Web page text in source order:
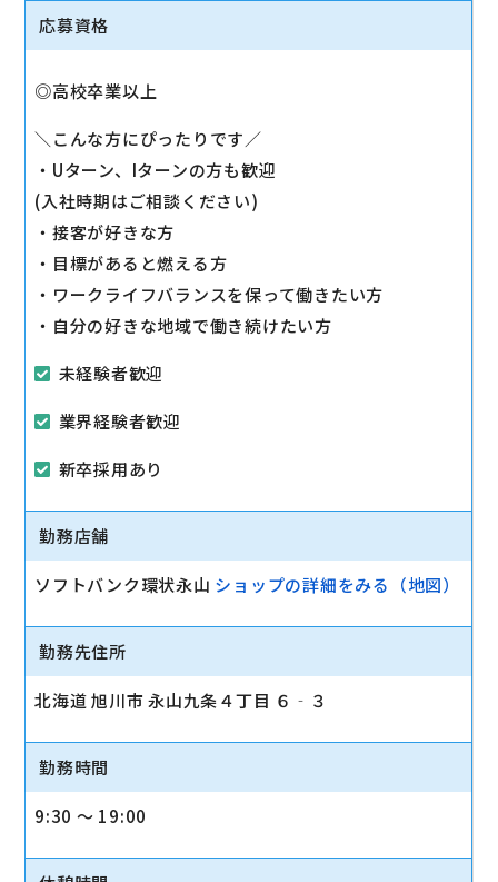
◎スマホ教室の運営
拘束9時間(実働7時間50分)のシフト制勤務
例)9:30-18:30、10:00-19:30
※会議等の場合には9:00-18:00の場合有
駅から徒歩10分以内
応募資格
◎高校卒業以上
＼こんな方にぴったりです／
・Uターン、Iターンの方も歓迎
(入社時期はご相談ください)
・接客が好きな方
・目標があると燃える方
・ワークライフバランスを保って働きたい方
・自分の好きな地域で働き続けたい方
未経験者歓迎
業界経験者歓迎
新卒採用あり
勤務店舗
ソフトバンク環状永山 ショップの詳細をみる（地図）
勤務先住所
北海道 旭川市 永山九条４丁目 ６‐３
勤務時間
9:30 〜 19:00